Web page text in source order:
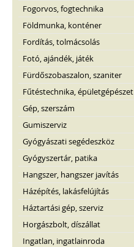
Fogorvos, fogtechnika
Földmunka, konténer
Fordítás, tolmácsolás
Fotó, ajándék, játék
Fürdőszobaszalon, szaniter
Fűtéstechnika, épületgépészet
Gép, szerszám
Gumiszerviz
Gyógyászati segédeszköz
Gyógyszertár, patika
Hangszer, hangszer javítás
Házépítés, lakásfelújítás
Háztartási gép, szerviz
Horgászbolt, díszállat
Ingatlan, ingatlainroda